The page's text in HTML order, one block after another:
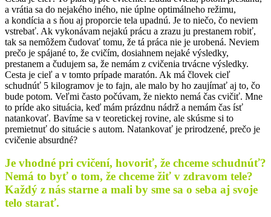
a vrátia sa do nejakého iného, nie úplne optimálneho režimu,
a kondícia a s ňou aj proporcie tela upadnú. Je to niečo, čo neviem
vstrebať. Ak vykonávam nejakú prácu a zrazu ju prestanem robiť,
tak sa nemôžem čudovať tomu, že tá práca nie je urobená. Neviem
prečo je spájané to, že cvičím, dosiahnem nejaké výsledky,
prestanem a čudujem sa, že nemám z cvičenia trvácne výsledky.
Cesta je cieľ a v tomto prípade maratón. Ak má človek cieľ
schudnúť 5 kilogramov je to fajn, ale malo by ho zaujímať aj to, čo
bude potom. Veľmi často počúvam, že niekto nemá čas cvičiť. Mne
to príde ako situácia, keď mám prázdnu nádrž a nemám čas ísť
natankovať. Bavíme sa v teoretickej rovine, ale skúsme si to
premietnuť do situácie s autom. Natankovať je prirodzené, prečo je
cvičenie absurdné?
Je vhodné pri cvičení, hovoriť, že chceme schudnúť?
Nemá to byť o tom, že chceme žiť v zdravom tele?
Každý z nás starne a mali by sme sa o seba aj svoje
telo starať.